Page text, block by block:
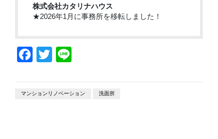
株式会社カタリナハウス
★2026年1月に事務所を移転しました！
Facebook
Twitter
マンションリノベーション 洗面所